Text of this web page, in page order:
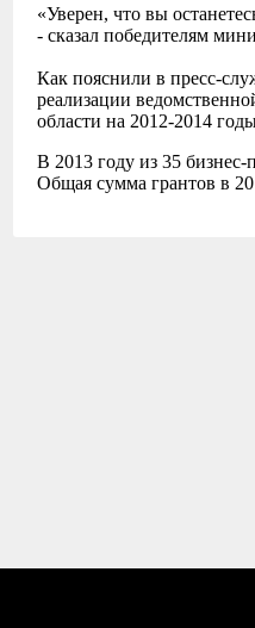
«Уверен, что вы
- сказал победителям
Как пояснили в пресс-
реализации
области на 2012-2014
В 2013 году из 35
Общая сумма грантов в